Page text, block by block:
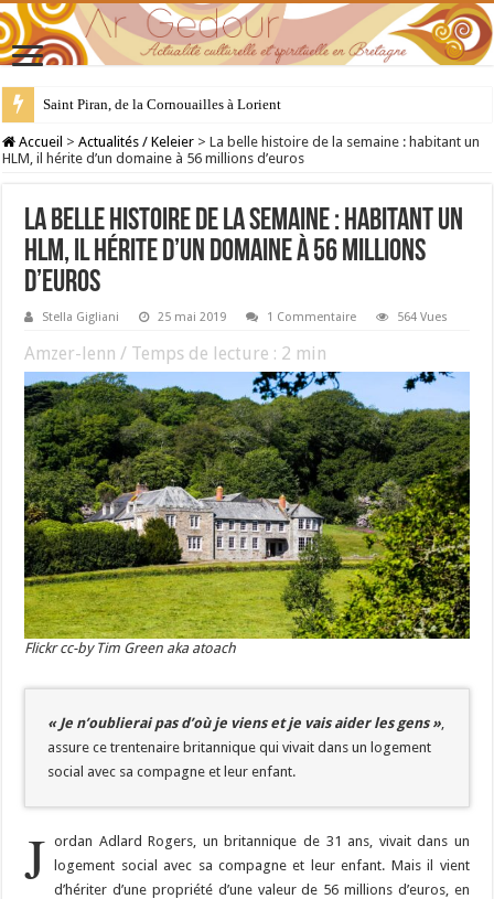
28 juillet : Saint Samson de Dol, père de la Bretagne chrétienne
Accueil > Actualités / Keleier > La belle histoire de la semaine : habitant un
HLM, il hérite d’un domaine à 56 millions d’euros
La belle histoire de la semaine : habitant un
HLM, il hérite d’un domaine à 56 millions
d’euros
Stella Gigliani 25 mai 2019 1 Commentaire 564 Vues
Amzer-lenn / Temps de lecture : 2 min
Flickr cc-by Tim Green aka atoach
« Je n’oublierai pas d’où je viens et je vais aider les gens »
assure ce trentenaire britannique qui vivait dans un logement
social avec sa compagne et leur enfant.
J ordan Adlard Rogers, un britannique de 31 ans, vivait dans un
logement social avec sa compagne et leur enfant. Mais il vient
d’hériter d’une propriété d’une valeur de 56 millions d’euros, en